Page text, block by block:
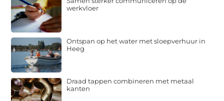
werkvloer
Ontspan op het water met sloepverhuur in
Heeg
Draad tappen combineren met metaal
kanten